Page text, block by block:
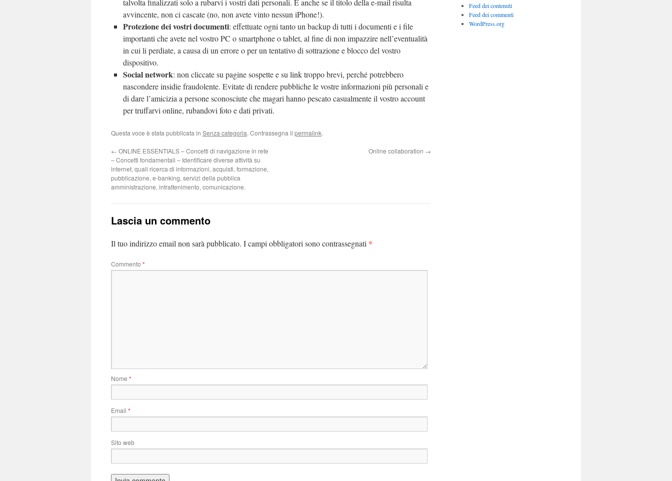
talvolta finalizzati solo a rubarvi i vostri dati personali. E anche se il titolo della e-mail risulta
avvincente, non ci cascate (no, non avete vinto nessun iPhone!).
Protezione dei vostri documenti: effettuate ogni tanto un backup di tutti i documenti e i file
importanti che avete nel vostro PC o smartphone o tablet, al fine di non impazzire nell’eventualità
in cui li perdiate, a causa di un errore o per un tentativo di sottrazione e blocco del vostro
dispositivo.
Social network: non cliccate su pagine sospette e su link troppo brevi, perché potrebbero
nascondere insidie fraudolente. Evitate di rendere pubbliche le vostre informazioni più personali e
di dare l’amicizia a persone sconosciute che magari hanno pescato casualmente il vostro account
per truffarvi online, rubandovi foto e dati privati.
Questa voce è stata pubblicata in Senza categoria. Contrassegna il permalink.
← ONLINE ESSENTIALS – Concetti di navigazione in rete
– Concetti fondamentali – Identificare diverse attività su
internet, quali ricerca di informazioni, acquisti, formazione,
pubblicazione, e-banking, servizi della pubblica
amministrazione, intrattenimento, comunicazione.
Online collaboration →
Lascia un commento
Il tuo indirizzo email non sarà pubblicato. I campi obbligatori sono contrassegnati *
Commento *
Nome *
Email *
Sito web
Feed dei contenuti
Feed dei commenti
WordPress.org